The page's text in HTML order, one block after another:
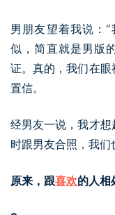
男朋友望着我说：
似，简直就是男版
证。真的，我们在
置信。
经男友一说，我才
时跟男友合照，我们
原来，跟喜欢的人相